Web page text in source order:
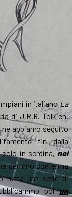
in italiano La
di J.R.R. Tolkien,
abbiamo seguito
fin dalla
solo in sordina,nel
demmo conferma
tutta una serie di
poiun